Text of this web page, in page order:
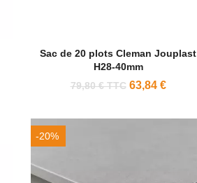
Sac de 20 plots Cleman Jouplast
H28-40mm
79,80 € TTC 63,84 €
-20%